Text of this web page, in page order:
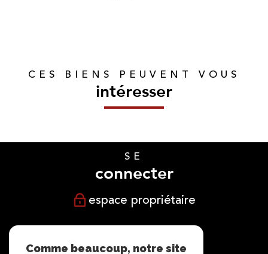
CES BIENS PEUVENT VOUS
intéresser
SE
connecter
espace propriétaire
suivre
Comme beaucoup, notre site